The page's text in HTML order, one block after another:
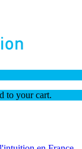
to your cart.